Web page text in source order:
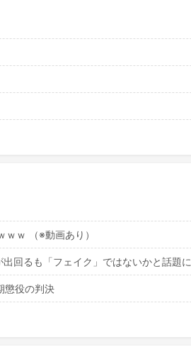
ｗ （※動画あり）
回るも「フェイク」ではないかと話題に
懲役の判決